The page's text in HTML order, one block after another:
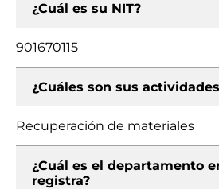
¿Cuál es su NIT?
901670115
¿Cuáles son sus
Recuperación de materiales
¿Cuál es el departamento
registra?